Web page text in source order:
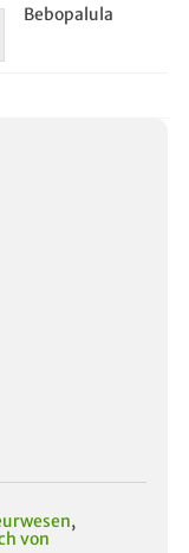
Bebopalula
,
von